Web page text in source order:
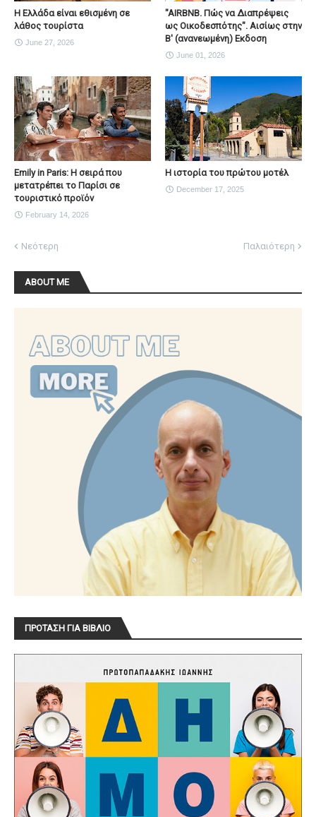
Η Ελλάδα είναι εθισμένη σε
λάθος τουρίστα
June 27, 2026
"AIRBNB. Πώς να Διαπρέψεις
ως Οικοδεσπότης". Αισίως στην
Β' (ανανεωμένη) Εκδοση
June 01, 2026
Emily in Paris: Η σειρά που
μετατρέπει το Παρίσι σε
τουριστικό προϊόν
February 14, 2026
Η ιστορία του πρώτου μοτέλ
December 17, 2025
Νεότερη Παλαιότερη
ABOUT ME
ΠΡΟΤΑΣΗ ΓΙΑ ΒΙΒΛΙΟ